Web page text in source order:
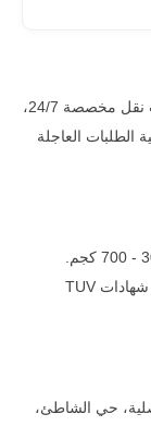
مستودعات استراتيجية في مناطق متعددة، شاحنات نقل مخصصة 24/7،
الطلبات العاجلة
نوفر سيزر لفت بارتفاعات 6 - 22 متر وحمولات 300 - 700 كجم.
المحرك: كهرباء / ديزل. جميع المعدات حاصلة على شهادات TUV
حي الشاطئ،